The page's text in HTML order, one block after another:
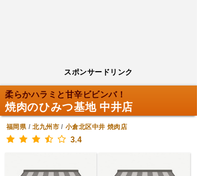
スポンサードリンク
柔らかハラミと甘辛ビビンバ！
焼肉のひみつ基地 中井店
福岡県/北九州市/小倉北区中井 焼肉店
3.4